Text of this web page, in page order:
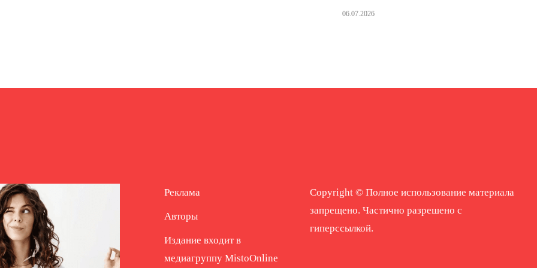
06.07.2026
Реклама
Авторы
Издание входит в
медиагруппу MistoOnline
Copyright © Полное использование материала
запрещено. Частично разрешено с
гиперссылкой.